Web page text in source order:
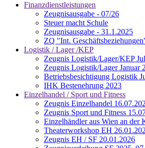
Finanzdienstleistungen
Zeugnisausgabe - 07/26
Steuer macht Schule
Zeugnisausgabe - 31.1.2025
ZQ "Int.
Logistik / Lager /KEP
Zeugnis Logistik/Lager/KEP
Zeugnis Logistik/Lager Januar
Betriebsbesichtigung Logistik
IHK Bestenehrung 2023
Einzelhandel / Sport und Fitness
Zeugnis Einzelhandel
Zeugnis Sport und Fitness
Einzelhändler aus Wien an der
Theaterworkshop EH
Zeugnis EH / SF 20.01.2026